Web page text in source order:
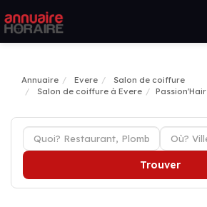
Annuaire Evere
Salon de coiffure
Salon de coiffure à Evere
Passion'Hair
Trouver